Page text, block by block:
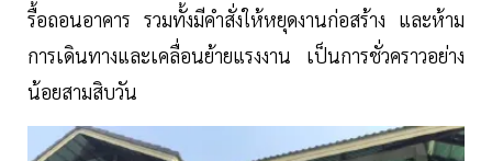
รื้อถอนอาคาร รวมทั้งมีคำสั่งให้หยุดงานก่อสร้าง และห้าม
การเดินทางและเคลื่อนย้ายแรงงาน เป็นการชั่วคราวอย่าง
น้อยสามสิบวัน